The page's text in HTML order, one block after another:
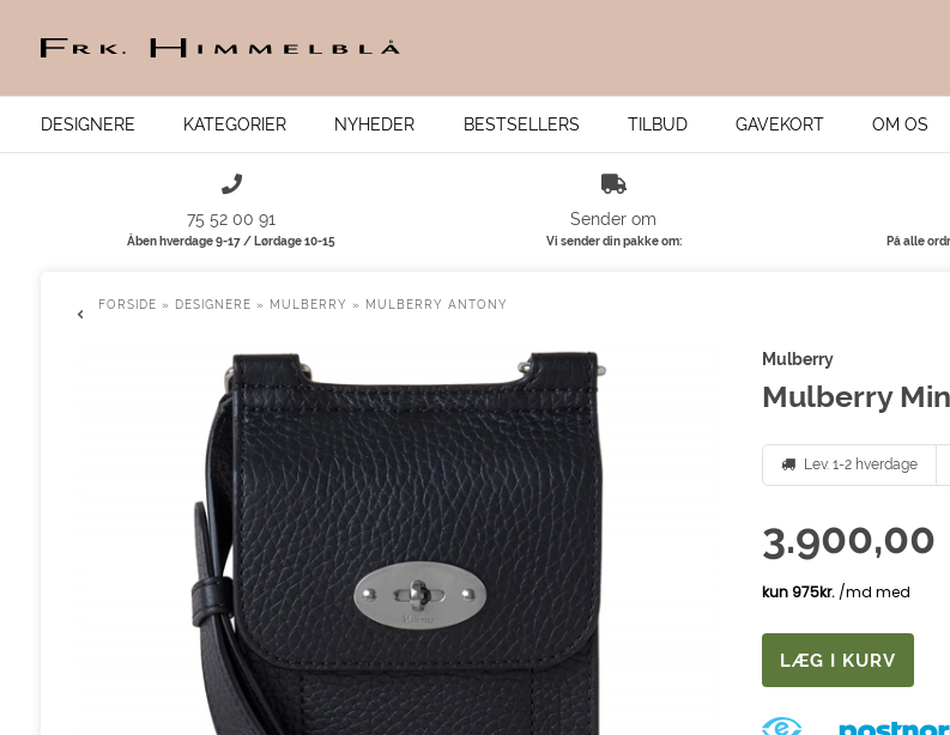
DESIGNERE KATEGORIER NYHEDER BESTSELLERS TILBUD GAVEKORT OM OS
75 52 00 91
Åben hverdage 9-17 / Lørdage 10-15
Sender om
Vi sender din pakke om: På alle
FORSIDE » DESIGNERE » MULBERRY » MULBERRY ANTONY
Mulberry
Mulberry
Lev. 1-2 hverdage
3.900,00